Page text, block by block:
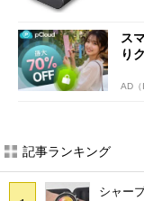
ス
り
AD（
記事ランキング
シャー